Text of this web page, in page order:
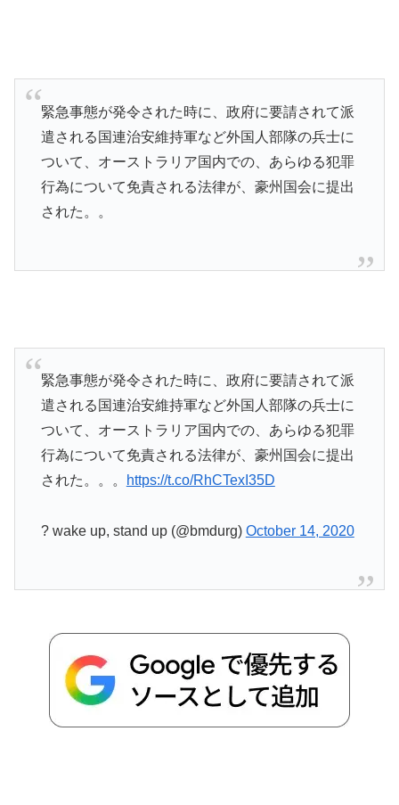
緊急事態が発令された時に、政府に要請されて派
遣される国連治安維持軍など外国人部隊の兵士に
ついて、オーストラリア国内での、あらゆる犯罪
行為について免責される法律が、豪州国会に提出
された。。
緊急事態が発令された時に、政府に要請されて派
遣される国連治安維持軍など外国人部隊の兵士に
ついて、オーストラリア国内での、あらゆる犯罪
行為について免責される法律が、豪州国会に提出
された。。。
https://t.co/RhCTexI35D
? wake up, stand up (@bmdurg) October 14, 2020